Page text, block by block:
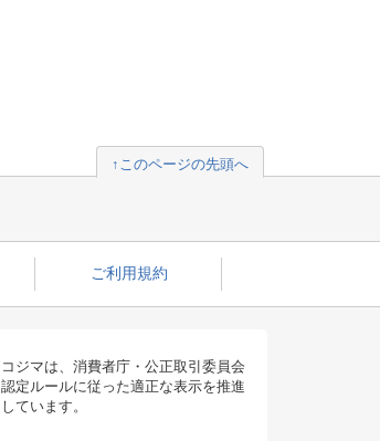
↑このページの先頭へ
ご利用規約
コジマは、消費者庁・公正取引委員会
認定ルールに従った適正な表示を推進
しています。